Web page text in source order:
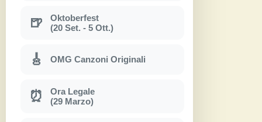
🍺
Oktoberfest
(20 Set. - 5 Ott.)
🎸 OMG Canzoni Originali
⏰
Ora Legale
(29 Marzo)